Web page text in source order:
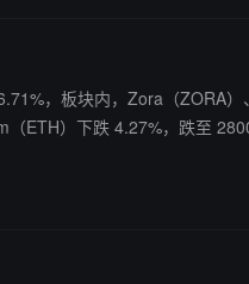
，板块内，Zora（ZORA
）下跌 4.27%，跌至 2800
DeFi 板块下跌 5.65%，其中